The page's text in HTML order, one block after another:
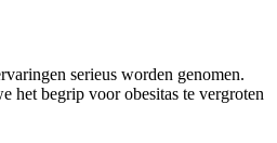
serieus worden genomen.
het begrip voor obesitas te vergroten